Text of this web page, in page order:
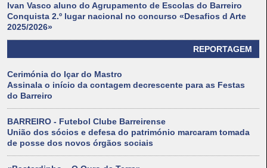
Ivan Vasco aluno do Agrupamento de Escolas do Barreiro
Conquista 2.º lugar nacional no concurso «Desafios d Arte
2025/2026»
REPORTAGEM
Cerimónia do Içar do Mastro
Assinala o início da contagem decrescente para as Festas
do Barreiro
BARREIRO - Futebol Clube Barreirense
União dos sócios e defesa do património marcaram tomada
de posse dos novos órgãos sociais